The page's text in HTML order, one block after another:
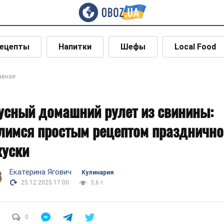
Напитки Шефы Local Food
домашний рулет из свинины:
простым рецептом
Екатерина Ягович
Кулинария
25.12.2025 17:00
3,6 т.
0